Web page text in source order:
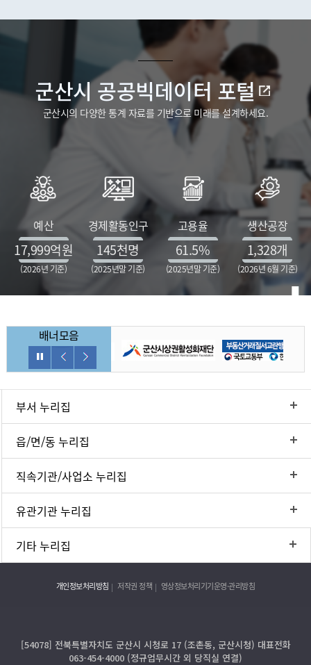
군산시 공공빅데이터 포털
군산시의 다양한 통계 자료를 기반으로 미래를 설계하세요.
예산
17,999억원
(2026년 기준)
경제활동인구
145천명
(2025년말 기준)
고용율
61.5%
(2025년말 기준)
생산공장
1,328개
(2026년 6월 기준)
배너모음
부서 누리집
읍/면/동 누리집
직속기관/사업소 누리집
유관기관 누리집
기타 누리집
개인정보처리방침 저작권 정책 영상정보처리기기운영·관리방침
[54078] 전북특별자치도 군산시 시청로 17 (조촌동, 군산시청) 대표전화
063-454-4000 (정규업무시간 외 당직실 연결)